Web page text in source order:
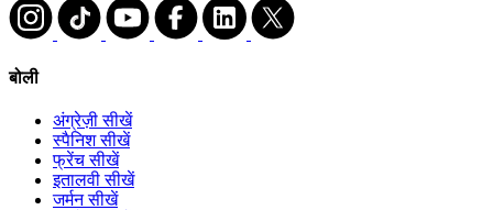
बोली
अंग्रेज़ी सीखें
स्पैनिश सीखें
फ्रेंच सीखें
इतालवी सीखें
जर्मन सीखें